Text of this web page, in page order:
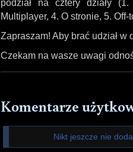
podział na cztery działy
Multiplayer, 4. O stronie, 5. Off-
Zapraszam! Aby brać udział
Czekam na wasze uwagi
Komentarze
Nikt jeszcze nie